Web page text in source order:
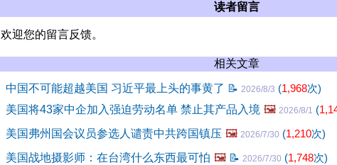
读者留言
欢迎您的留言反馈。
相关文章
中国不可能超越美国 习近平最上头的事黄了 📝 2026/8/3 (1,968次)
美国将43家中企加入强迫劳动名单 禁止其产品入境 🖼️ 2026/8/1 (
美国弗州国会议员参选人谴责中共跨国镇压 🖼️ 2026/7/30 (1,210次)
美国战地摄影师：在台湾什么东西最可怕 🖼️ 📝 2026/7/30 (1,748次)